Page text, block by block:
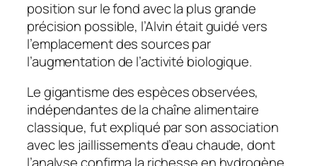
position sur le fond avec la plus grande
précision possible, l’Alvin était guidé vers
l’emplacement des sources par
l’augmentation de l’activité biologique.
Le gigantisme des espèces observées,
indépendantes de la chaîne alimentaire
classique, fut expliqué par son association
avec les jaillissements d’eau chaude, dont